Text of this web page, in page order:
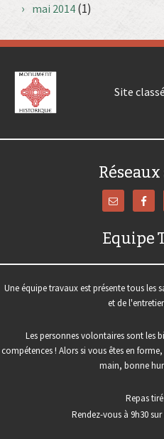
mai 2014 (1)
Site
Equipe
Une équipe travaux est présente tous
et de
Les personnes volontaires sont les
compétences ! Alors si vous êtes en
main, bonne
Repas
Rendez-vous à 9h30